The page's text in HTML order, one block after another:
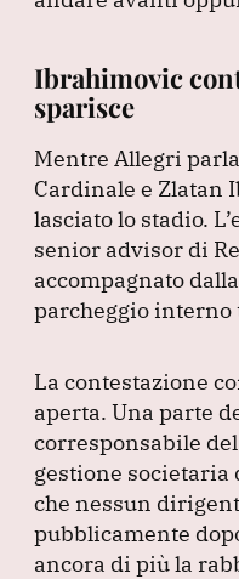
Ibrahimovic
sparisce
Mentre Allegri
Cardinale e Zlatan
lasciato lo stadio.
senior advisor di
accompagnato
parcheggio
La contestazione
aperta. Una parte
corresponsabile
gestione
che nessun
pubblicamente
ancora di più la